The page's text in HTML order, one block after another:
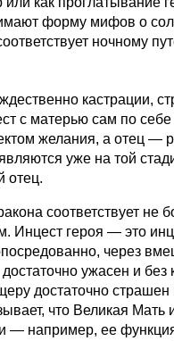
форму мифов о
ночному
кастрации,
с матерью сам по
желания, а отец —
уже на той
отец.
соответствует не
героя — это
через
ужасен и без
достаточно
что Великая
— например, ее